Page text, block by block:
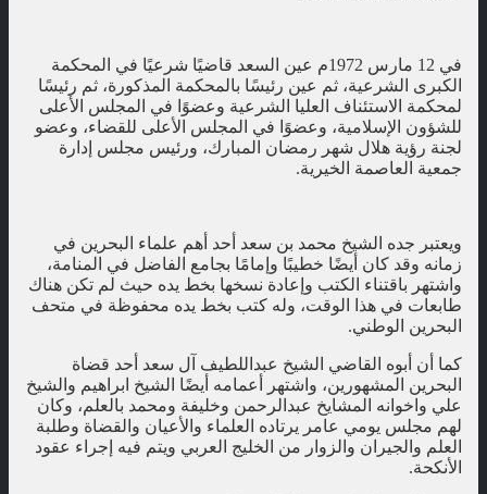
في 12 مارس 1972م عين السعد قاضيًا شرعيًا في المحكمة
الكبرى الشرعية، ثم عين رئيسًا بالمحكمة المذكورة، ثم رئيسًا
لمحكمة الاستئناف العليا الشرعية وعضوًا في المجلس الأعلى
للشؤون الإسلامية، وعضوًا في المجلس الأعلى للقضاء، وعضو
لجنة رؤية هلال شهر رمضان المبارك، ورئيس مجلس إدارة
جمعية العاصمة الخيرية.
ويعتبر جده الشيخ محمد بن سعد أحد أهم علماء البحرين في
زمانه وقد كان أيضًا خطيبًا وإمامًا بجامع الفاضل في المنامة،
واشتهر باقتناء الكتب وإعادة نسخها بخط يده حيث لم تكن هناك
طابعات في هذا الوقت، وله كتب بخط يده محفوظة في متحف
البحرين الوطني.
كما أن أبوه القاضي الشيخ عبداللطيف آل سعد أحد قضاة
البحرين المشهورين، واشتهر أعمامه أيضًا الشيخ ابراهيم والشيخ
علي واخوانه المشايخ عبدالرحمن وخليفة ومحمد بالعلم، وكان
لهم مجلس يومي عامر يرتاده العلماء والأعيان والقضاة وطلبة
العلم والجيران والزوار من الخليج العربي ويتم فيه إجراء عقود
الأنكحة.